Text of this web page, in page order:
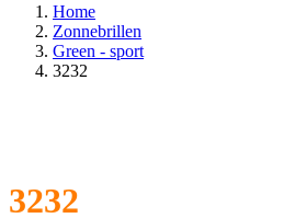
Home
Zonnebrillen
Green - sport
3232
3232